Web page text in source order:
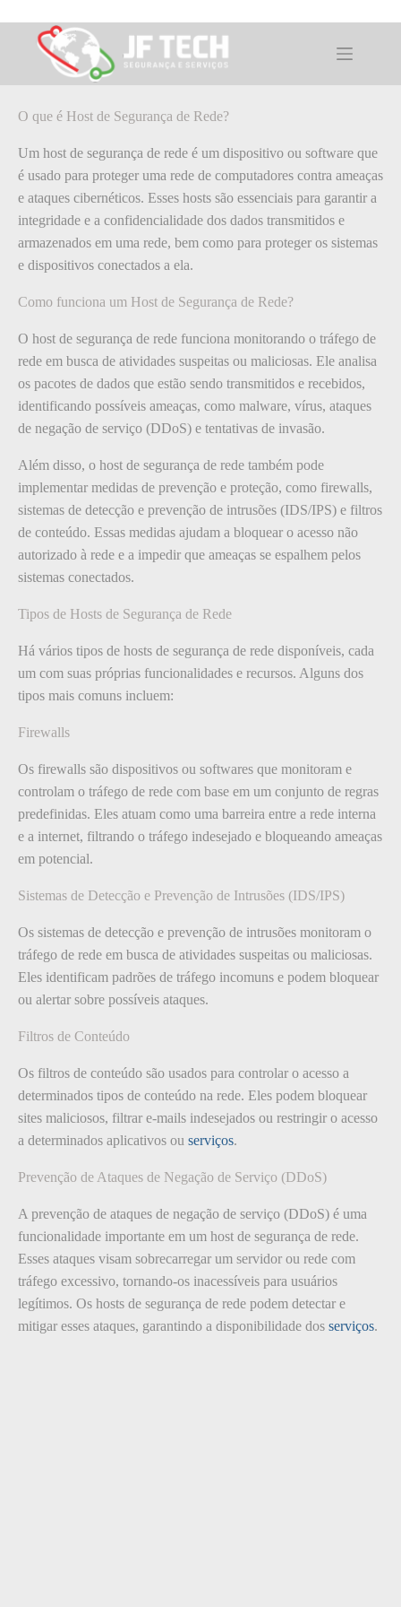
para
conteúdoO que é: Host de Segurança de Rede
O que é Host de Segurança de Rede?
Um host de segurança de rede é um dispositivo ou software que
é usado para proteger uma rede de computadores contra ameaças
e ataques cibernéticos. Esses hosts são essenciais para garantir a
integridade e a confidencialidade dos dados transmitidos e
armazenados em uma rede, bem como para proteger os sistemas
e dispositivos conectados a ela.
Como funciona um Host de Segurança de Rede?
O host de segurança de rede funciona monitorando o tráfego de
rede em busca de atividades suspeitas ou maliciosas. Ele analisa
os pacotes de dados que estão sendo transmitidos e recebidos,
identificando possíveis ameaças, como malware, vírus, ataques
de negação de serviço (DDoS) e tentativas de invasão.
Além disso, o host de segurança de rede também pode
implementar medidas de prevenção e proteção, como firewalls,
sistemas de detecção e prevenção de intrusões (IDS/IPS) e filtros
de conteúdo. Essas medidas ajudam a bloquear o acesso não
autorizado à rede e a impedir que ameaças se espalhem pelos
sistemas conectados.
Tipos de Hosts de Segurança de Rede
Há vários tipos de hosts de segurança de rede disponíveis, cada
um com suas próprias funcionalidades e recursos. Alguns dos
tipos mais comuns incluem:
Firewalls
Os firewalls são dispositivos ou softwares que monitoram e
controlam o tráfego de rede com base em um conjunto de regras
predefinidas. Eles atuam como uma barreira entre a rede interna
e a internet, filtrando o tráfego indesejado e bloqueando ameaças
em potencial.
Sistemas de Detecção e Prevenção de Intrusões (IDS/IPS)
Os sistemas de detecção e prevenção de intrusões monitoram o
tráfego de rede em busca de atividades suspeitas ou maliciosas.
Eles identificam padrões de tráfego incomuns e podem bloquear
ou alertar sobre possíveis ataques.
Filtros de Conteúdo
Os filtros de conteúdo são usados para controlar o acesso a
determinados tipos de conteúdo na rede. Eles podem bloquear
sites maliciosos, filtrar e-mails indesejados ou restringir o acesso
a determinados aplicativos ou serviços.
Prevenção de Ataques de Negação de Serviço (DDoS)
A prevenção de ataques de negação de serviço (DDoS) é uma
funcionalidade importante em um host de segurança de rede.
Esses ataques visam sobrecarregar um servidor ou rede com
tráfego excessivo, tornando-os inacessíveis para usuários
legítimos. Os hosts de segurança de rede podem detectar e
mitigar esses ataques, garantindo a disponibilidade dos serviços.